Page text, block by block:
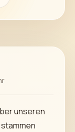
unseren